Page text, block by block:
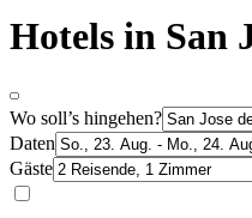
Hotels in San
Wo soll’s hingehen?
Daten
Gäste